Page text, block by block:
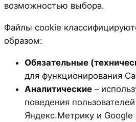
возможностью выбора.
Файлы cookie
образом:
Обязательные
для функционирования
Аналитические –
поведения
Яндекс.Метрику и Google